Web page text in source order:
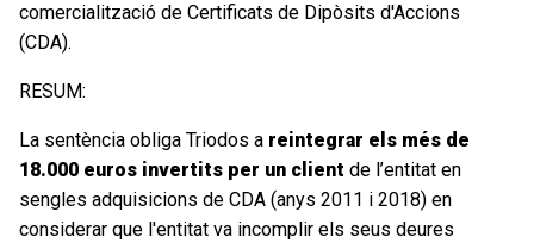
comercialització de Certificats de Dipòsits d'Accions
(CDA).
RESUM:
La sentència obliga Triodos a reintegrar els més de
18.000 euros invertits per un client de l’entitat en
sengles adquisicions de CDA (anys 2011 i 2018) en
considerar que l'entitat va incomplir els seus deures